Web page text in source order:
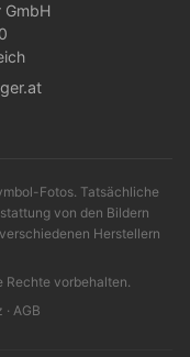
Fotos. Tatsächliche
von den Bildern
Herstellern
Rechte vorbehalten.
· AGB